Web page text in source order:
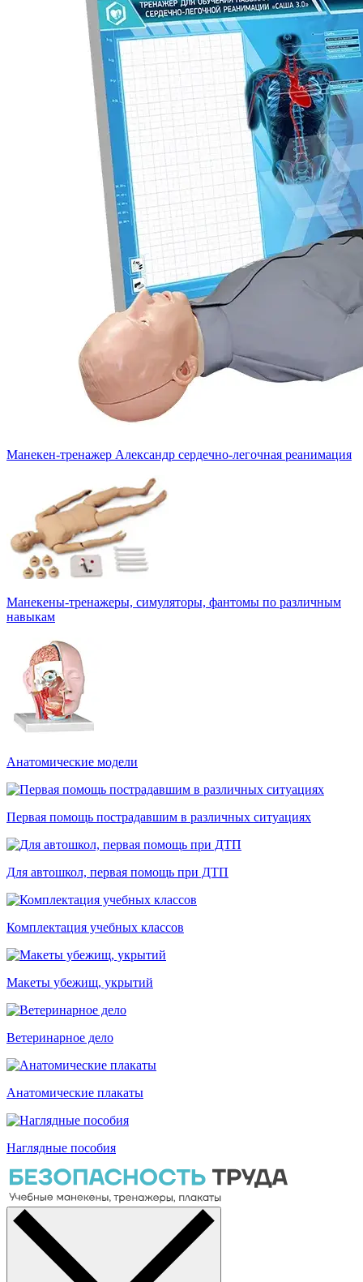
Манекен-тренажер Александр сердечно-легочная реанимация
Манекены-тренажеры, симуляторы, фантомы по различным
навыкам
Анатомические модели
Первая помощь пострадавшим в различных ситуациях
Для автошкол, первая помощь при ДТП
Комплектация учебных классов
Макеты убежищ, укрытий
Ветеринарное дело
Анатомические плакаты
Наглядные пособия